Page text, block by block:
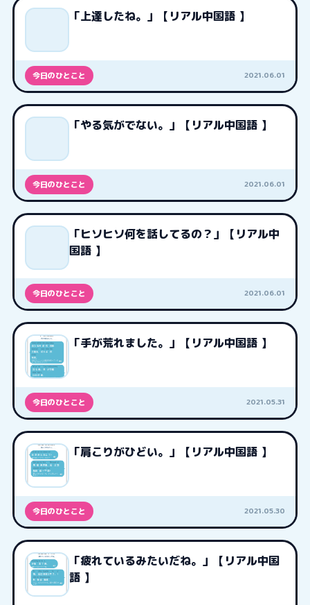
「上達したね。」【リアル中国語 】
今日のひとこと 2021.06.01
「やる気がでない。」【リアル中国語 】
今日のひとこと 2021.06.01
「ヒソヒソ何を話してるの？」【リアル中
国語 】
今日のひとこと 2021.06.01
「手が荒れました。」【リアル中国語 】
今日のひとこと 2021.05.31
「肩こりがひどい。」【リアル中国語 】
今日のひとこと 2021.05.30
「疲れているみたいだね。」【リアル中国
語 】